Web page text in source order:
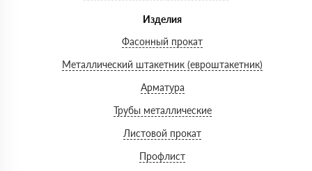
Изделия
Фасонный прокат
Металлический штакетник (евроштакетник)
Арматура
Трубы металлические
Листовой прокат
Профлист